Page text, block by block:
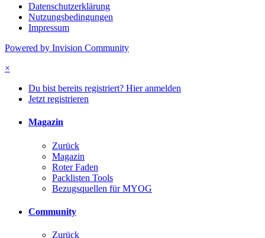
Datenschutzerklärung
Nutzungsbedingungen
Impressum
Powered by Invision Community
×
Du bist bereits registriert? Hier anmelden
Jetzt registrieren
Magazin
Zurück
Magazin
Roter Faden
Packlisten Tools
Bezugsquellen für MYOG
Community
Zurück